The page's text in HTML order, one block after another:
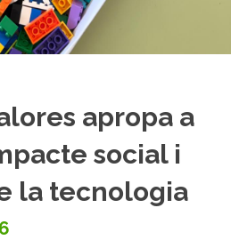
apropa a
social i
la tecnologia